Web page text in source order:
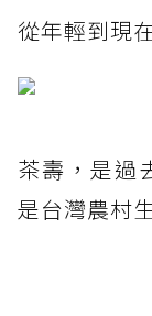
從年輕到現
茶壽，是過
是台灣農村